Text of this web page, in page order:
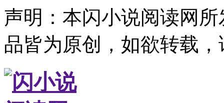
声明：本闪小说阅读网
品皆为原创，如欲转载